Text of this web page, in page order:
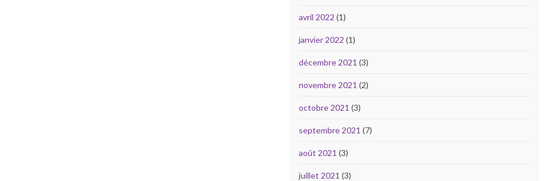
avril 2022 (1)
janvier 2022 (1)
décembre 2021 (3)
novembre 2021 (2)
octobre 2021 (3)
septembre 2021 (7)
août 2021 (3)
juillet 2021 (3)